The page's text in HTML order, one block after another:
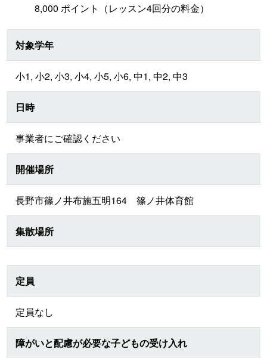
8,000 ポイント（レッスン4回分の料金）
対象学年
小1, 小2, 小3, 小4, 小5, 小6, 中1, 中2, 中3
日時
事業者にご確認ください
開催場所
長野市篠ノ井布施五明164 篠ノ井体育館
集散場所
定員
定員なし
障がいと配慮が必要な子どもの受け入れ